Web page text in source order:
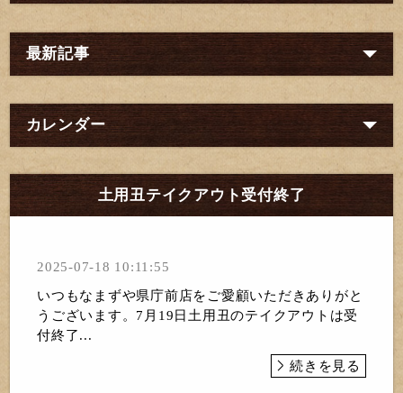
最新記事
カレンダー
土用丑テイクアウト受付終了
2025-07-18 10:11:55
いつもなまずや県庁前店をご愛顧いただきありがと
うございます。7月19日土用丑のテイクアウトは受
付終了...
続きを見る